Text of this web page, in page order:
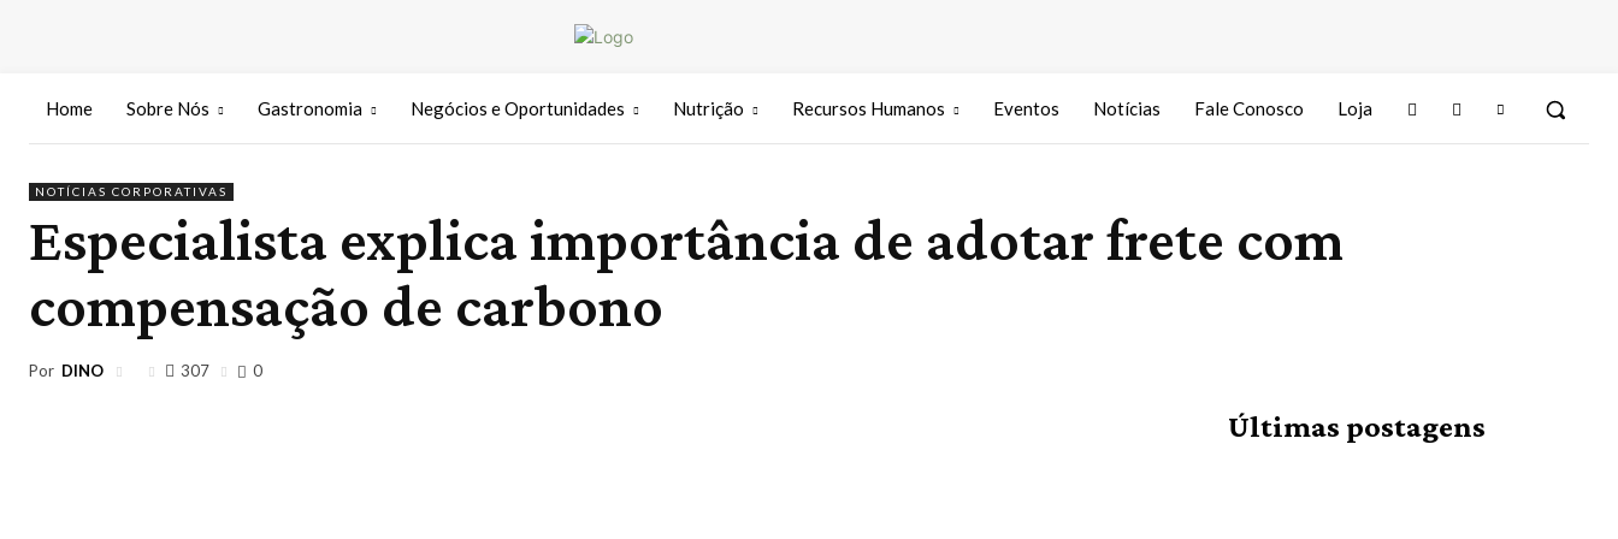
Home Sobre Nós Gastronomia Negócios e Oportunidades Nutrição Recursos Humanos Eventos Notícias Fale Conosco Loja
NOTÍCIAS CORPORATIVAS
Especialista explica importância de adotar frete com
compensação de carbono
Por DINO 307 0
Últimas postagens